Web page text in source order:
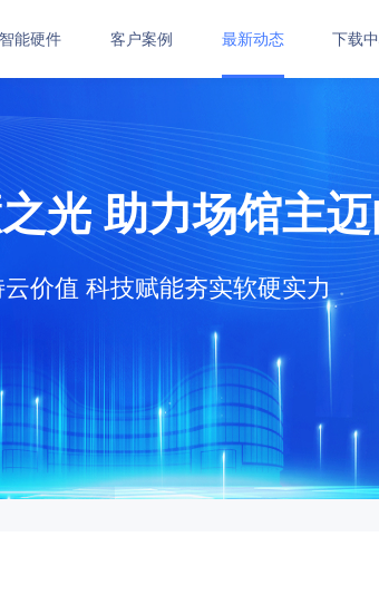
理系统 艺术培训管理系统
功能介绍
在线订购
体适能
武术管
功能介
在线订
智能硬件 客户案例 最新动态 下载
光 助力场馆主
价值 科技赋能夯实软硬实力